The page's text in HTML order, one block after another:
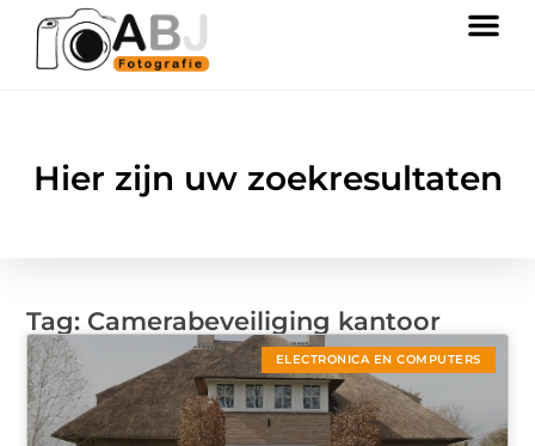
Hier zijn uw zoekresultaten
Tag: Camerabeveiliging kantoor
ELECTRONICA EN COMPUTERS